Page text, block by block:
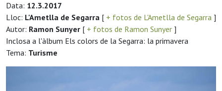
Data: 12.3.2017
Lloc: L'Ametlla de Segarra [ + fotos de L'Ametlla de Segarra ]
Autor: Ramon Sunyer [ + fotos de Ramon Sunyer ]
Inclosa a l'àlbum Els colors de la Segarra: la primavera
Tema: Turisme